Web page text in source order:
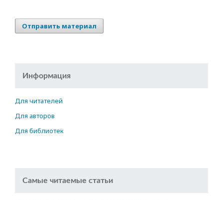
Отправить материал
Информация
Для читателей
Для авторов
Для библиотек
Самые читаемые статьи